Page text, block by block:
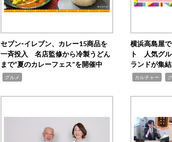
セブン‐イレブン、カレー15商品を
一斉投入 名店監修から冷製うどん
まで“夏のカレーフェス”を開催中
グルメ
横浜高島屋
ト 人気グ
ランドが集結
カルチャー